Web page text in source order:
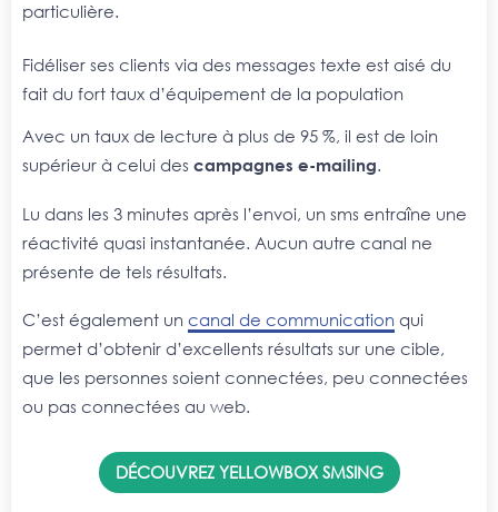
particulière.
Fidéliser ses clients via des messages texte est aisé du
fait du fort taux d’équipement de la population
Avec un taux de lecture à plus de 95 %, il est de loin
supérieur à celui des campagnes e-mailing.
Lu dans les 3 minutes après l’envoi, un sms entraîne une
réactivité quasi instantanée. Aucun autre canal ne
présente de tels résultats.
C’est également un canal de communication qui
permet d’obtenir d’excellents résultats sur une cible,
que les personnes soient connectées, peu connectées
ou pas connectées au web.
DÉCOUVREZ YELLOWBOX SMSING